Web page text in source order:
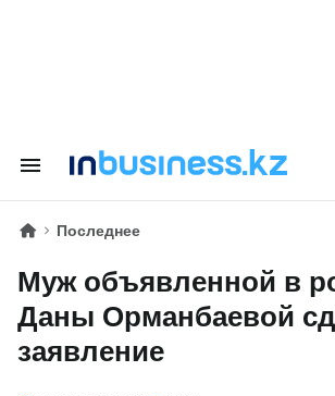
Последнее
Муж объявленной в
Даны Орманбаевой
заявление